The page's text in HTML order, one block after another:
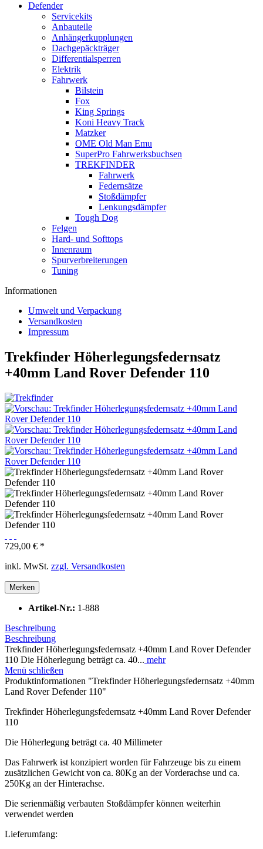
Defender
Servicekits
Anbauteile
Anhängerkupplungen
Dachgepäckträger
Differentialsperren
Elektrik
Fahrwerk
Bilstein
Fox
King Springs
Koni Heavy Track
Matzker
OME Old Man Emu
SuperPro Fahrwerksbuchsen
TREKFINDER
Fahrwerk
Federnsätze
Stoßdämpfer
Lenkungsdämpfer
Tough Dog
Felgen
Hard- und Softtops
Innenraum
Spurverbreiterungen
Tuning
Informationen
Umwelt und Verpackung
Versandkosten
Impressum
Trekfinder Höherlegungsfedernsatz
+40mm Land Rover Defender 110
729,00 € *
inkl. MwSt. zzgl. Versandkosten
Merken
Artikel-Nr.: 1-888
Beschreibung
Beschreibung
Trekfinder Höherlegungsfedernsatz +40mm Land Rover Defender
110 Die Höherlegung beträgt ca. 40... mehr
Menü schließen
Produktinformationen "Trekfinder Höherlegungsfedernsatz +40mm
Land Rover Defender 110"
Trekfinder Höherlegungsfedernsatz +40mm Land Rover Defender
110
Die Höherlegung beträgt ca. 40 Millimeter
Das Fahrwerk ist konzipiert worden für Fahrzeuge bis zu einem
zusätzlichen Gewicht von ca. 80Kg an der Vorderachse und ca.
250Kg an der Hinterachse.
Die serienmäßig verbauten Stoßdämpfer können weiterhin
verwendet werden
Lieferumfang: